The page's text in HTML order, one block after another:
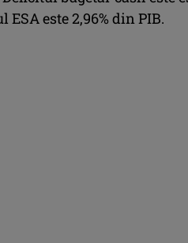
este 2,96% din PIB.